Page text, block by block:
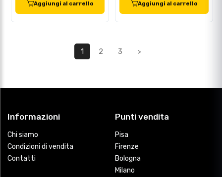
Aggiungi al carrello Aggiungi al carrello
1 2 3 >
Informazioni
Chi siamo
Condizioni di vendita
Contatti
Punti vendita
Pisa
Firenze
Bologna
Milano